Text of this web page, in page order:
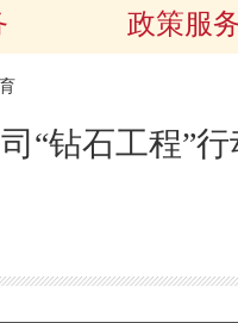
政策服
“钻石工程”行